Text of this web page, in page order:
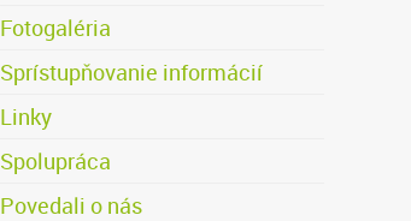
Fotogaléria
Sprístupňovanie informácií
Linky
Spolupráca
Povedali o nás